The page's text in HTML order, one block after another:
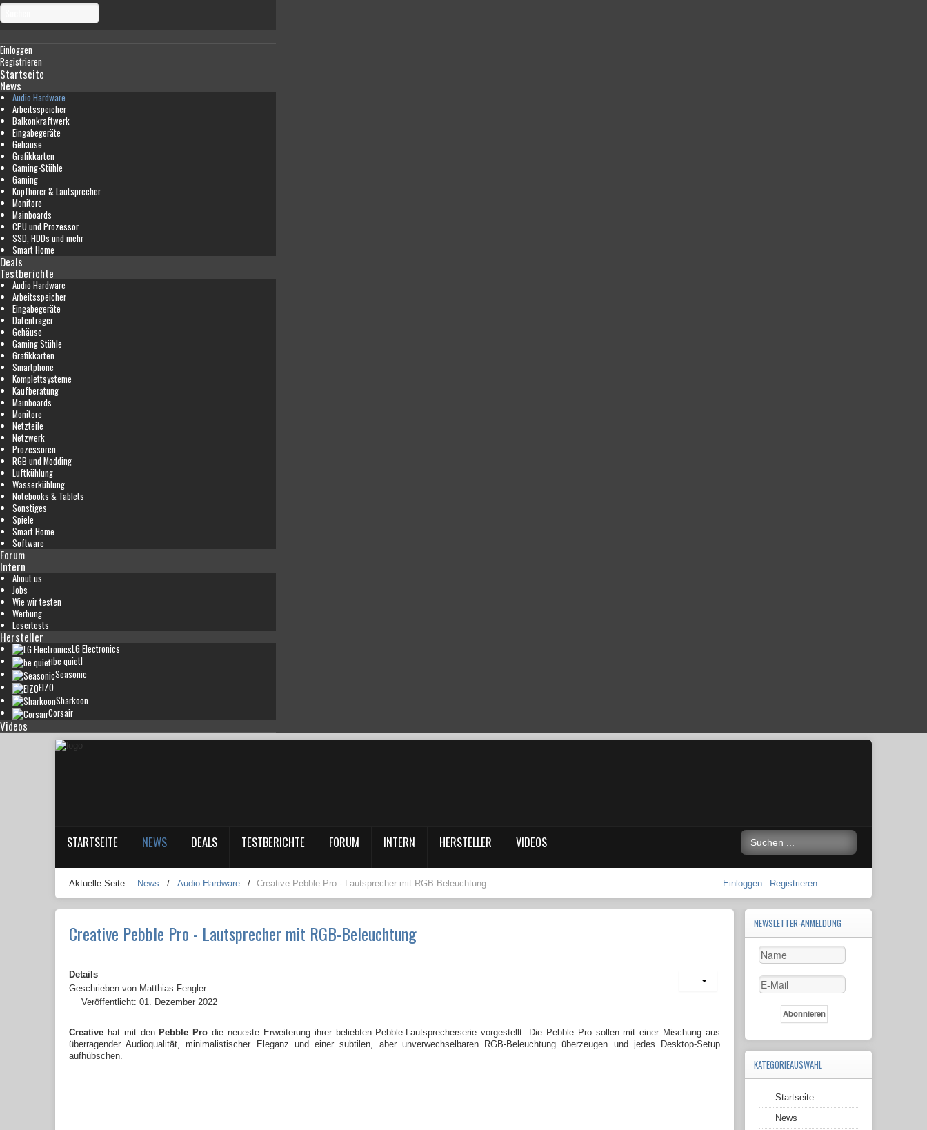
Einloggen
Registrieren
Startseite
News
Audio Hardware
Arbeitsspeicher
Balkonkraftwerk
Eingabegeräte
Gehäuse
Grafikkarten
Gaming-Stühle
Gaming
Kopfhörer & Lautsprecher
Monitore
Mainboards
CPU und Prozessor
SSD, HDDs und mehr
Smart Home
Deals
Testberichte
Audio Hardware
Arbeitsspeicher
Eingabegeräte
Datenträger
Gehäuse
Gaming Stühle
Grafikkarten
Smartphone
Komplettsysteme
Kaufberatung
Mainboards
Monitore
Netzteile
Netzwerk
Prozessoren
RGB und Modding
Luftkühlung
Wasserkühlung
Notebooks & Tablets
Sonstiges
Spiele
Smart Home
Software
Forum
Intern
About us
Jobs
Wie wir testen
Werbung
Lesertests
Hersteller
LG Electronics
be quiet!
Seasonic
EIZO
Sharkoon
Corsair
Videos
STARTSEITE NEWS DEALS TESTBERICHTE FORUM INTERN HERSTELLER VIDEOS
Aktuelle Seite: News / Audio Hardware / Creative Pebble Pro - Lautsprecher mit RGB-Beleuchtung Einloggen Registrieren
Creative Pebble Pro - Lautsprecher mit RGB-Beleuchtung
Details
Geschrieben von Matthias Fengler
Veröffentlicht: 01. Dezember 2022
Creative hat mit den Pebble Pro die neueste Erweiterung ihrer beliebten Pebble-Lautsprecherserie vorgestellt. Die Pebble Pro sollen mit einer Mischung aus
überragender Audioqualität, minimalistischer Eleganz und einer subtilen, aber unverwechselbaren RGB-Beleuchtung überzeugen und jedes Desktop-Setup
aufhübschen.
NEWSLETTER-ANMELDUNG
KATEGORIEAUSWAHL
Startseite
News